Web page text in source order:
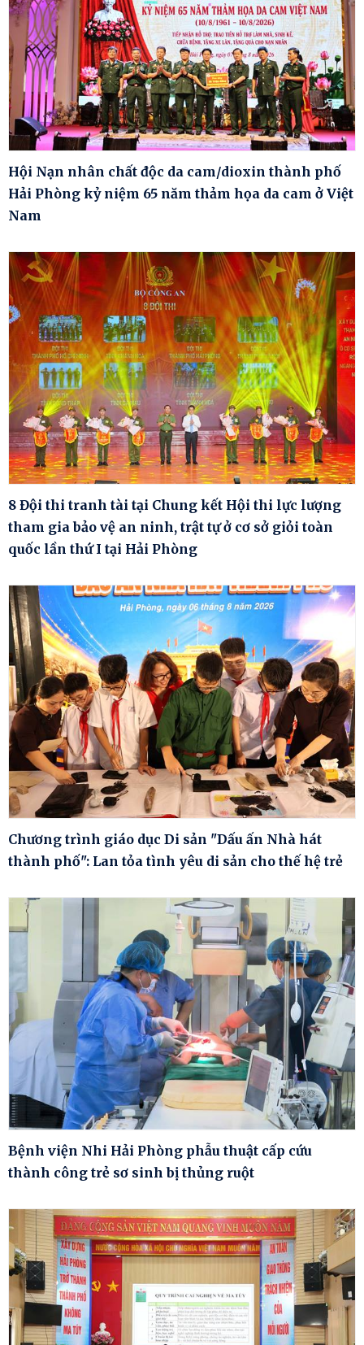
Hội Nạn nhân chất độc da cam/dioxin thành phố
Hải Phòng kỷ niệm 65 năm thảm họa da cam ở Việt
Nam
8 Đội thi tranh tài tại Chung kết Hội thi lực lượng
tham gia bảo vệ an ninh, trật tự ở cơ sở giỏi toàn
quốc lần thứ I tại Hải Phòng
Chương trình giáo dục Di sản "Dấu ấn Nhà hát
thành phố": Lan tỏa tình yêu di sản cho thế hệ trẻ
Bệnh viện Nhi Hải Phòng phẫu thuật cấp cứu
thành công trẻ sơ sinh bị thủng ruột